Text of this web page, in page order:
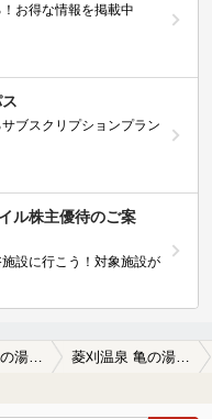
お得な情報を掲載中
ブスクリプションプラン
ル株主優待のご案
設に行こう！対象施設が